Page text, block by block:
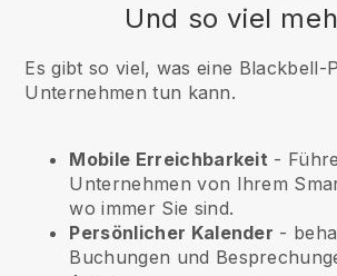
Und so viel
Es gibt so viel, was eine
Unternehmen tun kann.
Mobile Erreichbarkeit -
Unternehmen von Ihrem
wo immer Sie sind.
Persönlicher Kalender -
Buchungen und